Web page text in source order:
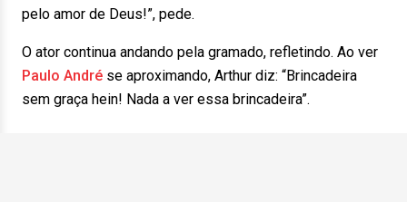
pelo amor de Deus!”, pede.
O ator continua andando pela gramado, refletindo. Ao ver
Paulo André se aproximando, Arthur diz: “Brincadeira
sem graça hein! Nada a ver essa brincadeira”.